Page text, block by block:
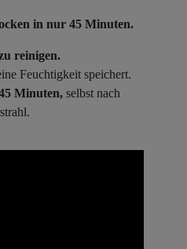
in nur 45 Minuten.
reinigen.
Feuchtigkeit speichert.
Minuten, selbst nach